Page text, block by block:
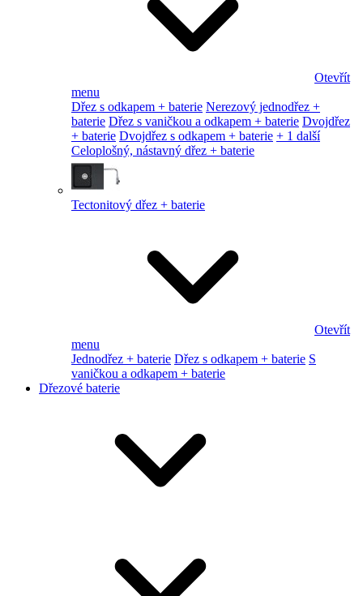
Otevřít
menu
Dřez s odkapem + baterie Nerezový jednodřez +
baterie Dřez s vaničkou a odkapem + baterie Dvojdřez
+ baterie Dvojdřez s odkapem + baterie + 1 další
Celoplošný, nástavný dřez + baterie
Tectonitový dřez + baterie
Otevřít
menu
Jednodřez + baterie Dřez s odkapem + baterie S
vaničkou a odkapem + baterie
Dřezové baterie